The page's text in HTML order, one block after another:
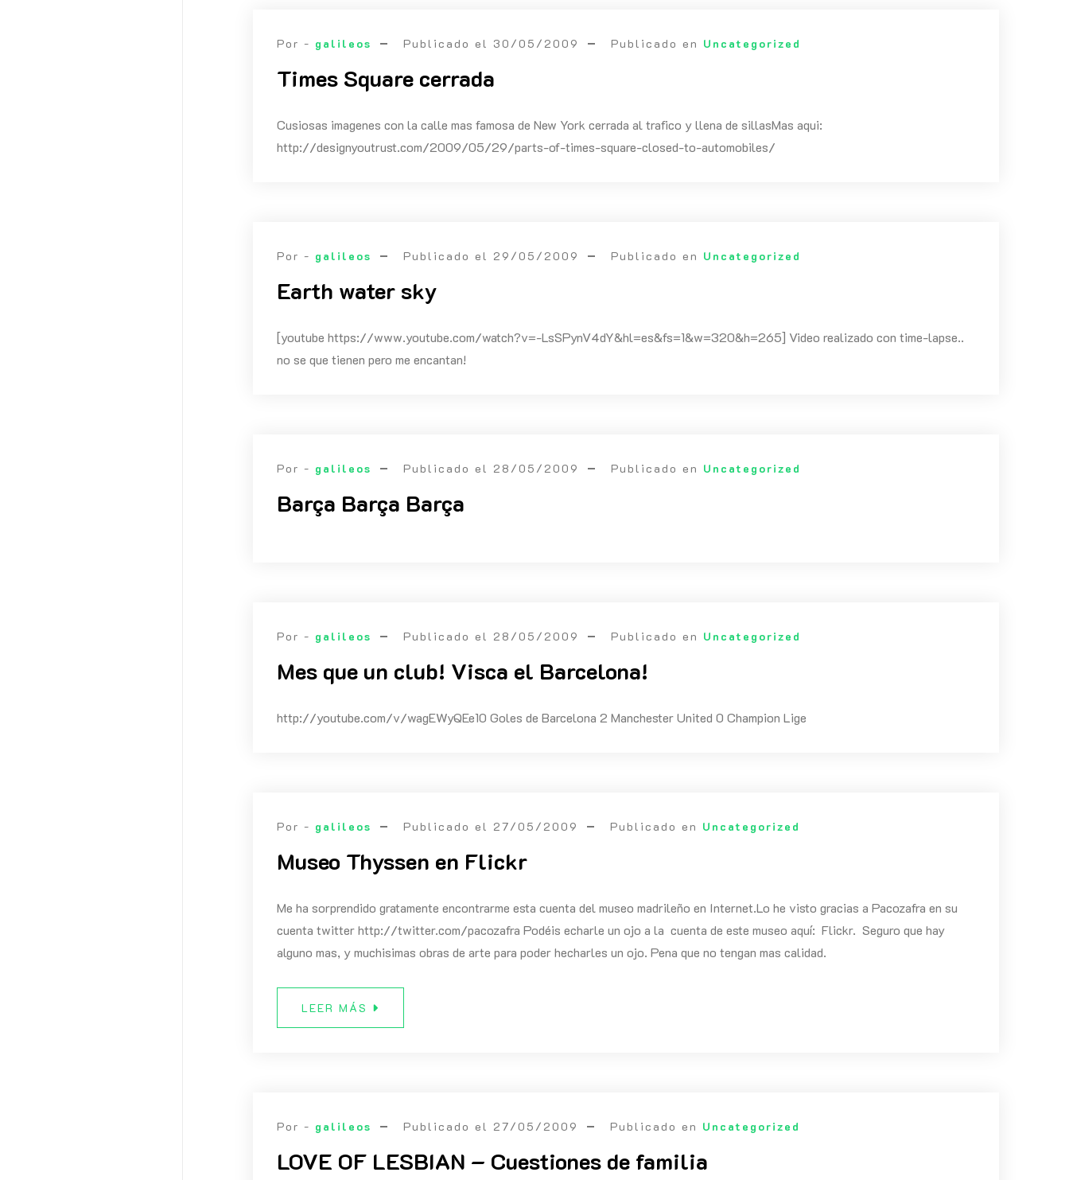
Por - galileos Publicado el 30/05/2009 Publicado en Uncategorized
Times Square cerrada
Cusiosas imagenes con la calle mas famosa de New York cerrada al trafico y llena de sillasMas aqui:
http://designyoutrust.com/2009/05/29/parts-of-times-square-closed-to-automobiles/
Por - galileos Publicado el 29/05/2009 Publicado en Uncategorized
Earth water sky
[youtube https://www.youtube.com/watch?v=-LsSPynV4dY&hl=es&fs=1&w=320&h=265] Video realizado con time-lapse..
no se que tienen pero me encantan!
Por - galileos Publicado el 28/05/2009 Publicado en Uncategorized
Barça Barça Barça
Por - galileos Publicado el 28/05/2009 Publicado en Uncategorized
Mes que un club! Visca el Barcelona!
http://youtube.com/v/wagEWyQEe10 Goles de Barcelona 2 Manchester United 0 Champion Lige
Por - galileos Publicado el 27/05/2009 Publicado en Uncategorized
Museo Thyssen en Flickr
Me ha sorprendido gratamente encontrarme esta cuenta del museo madrileño en Internet.Lo he visto gracias a Pacozafra en su
cuenta twitter http://twitter.com/pacozafra Podéis echarle un ojo a la cuenta de este museo aquí: Flickr. Seguro que hay
alguno mas, y muchisimas obras de arte para poder hecharles un ojo. Pena que no tengan mas calidad.
LEER MÁS
Por - galileos Publicado el 27/05/2009 Publicado en Uncategorized
LOVE OF LESBIAN – Cuestiones de familia